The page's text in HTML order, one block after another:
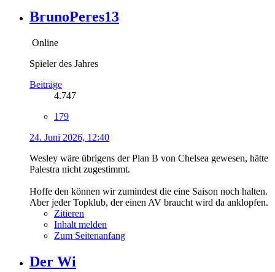
BrunoPeres13
Online
Spieler des Jahres
Beiträge
4.747
179
24. Juni 2026, 12:40
Wesley wäre übrigens der Plan B von Chelsea gewesen, hätte
Palestra nicht zugestimmt.
Hoffe den können wir zumindest die eine Saison noch halten.
Aber jeder Topklub, der einen AV braucht wird da anklopfen.
Zitieren
Inhalt melden
Zum Seitenanfang
Der Wi